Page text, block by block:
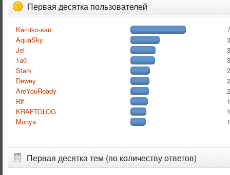
Первая десятка пользователей
Kamiko-san
AquaSky
Jei
1a0
Stark
Dewey
AreYouReady
Rif
KRAFTOLOG
Monya
Первая десятка тем (по количеству ответов)